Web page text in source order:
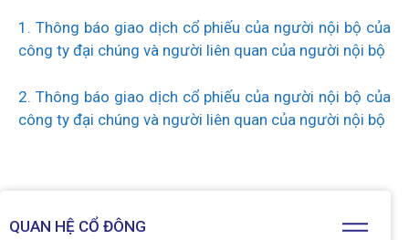
QUAN HỆ CỔ ĐÔNG
1. Thông báo giao dịch cổ phiếu của người nội bộ của
công ty đại chúng và người liên quan của người nội bộ
2. Thông báo giao dịch cổ phiếu của người nội bộ của
công ty đại chúng và người liên quan của người nội bộ